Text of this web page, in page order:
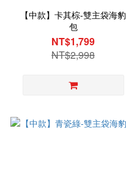
【中款】卡其棕-雙主袋海豹
包
NT$1,799
NT$2,998